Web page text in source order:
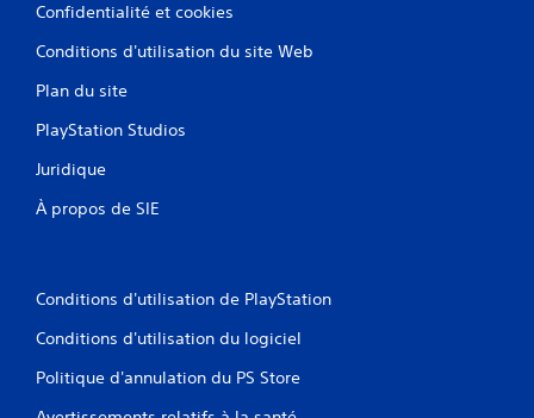
Confidentialité et cookies
Conditions d'utilisation du site Web
Plan du site
PlayStation Studios
Juridique
À propos de SIE
Conditions d'utilisation de PlayStation
Conditions d'utilisation du logiciel
Politique d'annulation du PS Store